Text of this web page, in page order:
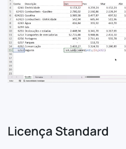
Licença Standard